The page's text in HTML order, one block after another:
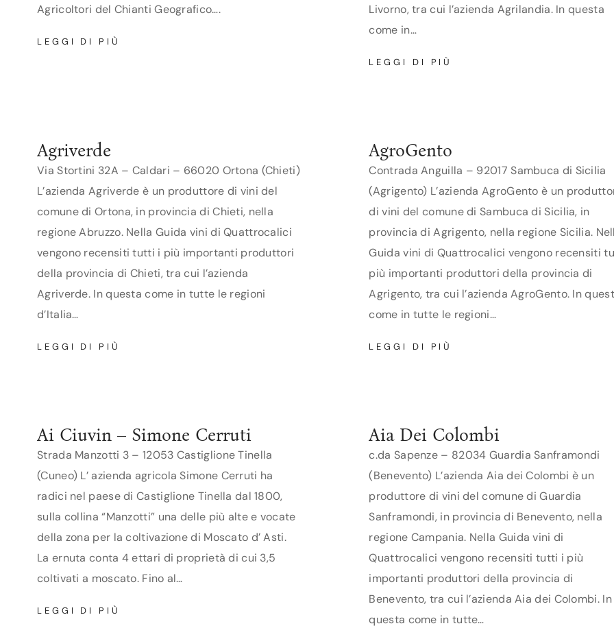
Agricoltori del Chianti Geografico….
LEGGI DI PIÙ
Livorno, tra cui l’azienda Agrilandia. In questa
come in…
LEGGI DI PIÙ
Agriverde
Via Stortini 32A – Caldari – 66020 Ortona (Chieti)
L’azienda Agriverde è un produttore di vini del
comune di Ortona, in provincia di Chieti, nella
regione Abruzzo. Nella Guida vini di Quattrocalici
vengono recensiti tutti i più importanti produttori
della provincia di Chieti, tra cui l’azienda
Agriverde. In questa come in tutte le regioni
d’Italia…
LEGGI DI PIÙ
AgroGento
Contrada Anguilla – 92017 Sambuca di Sicilia
(Agrigento) L’azienda AgroGento è un
di vini del comune di Sambuca di Sicilia, in
provincia di Agrigento, nella regione Sicilia.
Guida vini di Quattrocalici vengono recensiti
più importanti produttori della provincia di
Agrigento, tra cui l’azienda AgroGento. In
come in tutte le regioni…
LEGGI DI PIÙ
Ai Ciuvin – Simone Cerruti
Strada Manzotti 3 – 12053 Castiglione Tinella
(Cuneo) L’ azienda agricola Simone Cerruti ha
radici nel paese di Castiglione Tinella dal 1800,
sulla collina “Manzotti” una delle più alte e vocate
della zona per la coltivazione di Moscato d’ Asti.
La ernuta conta 4 ettari di proprietà di cui 3,5
coltivati a moscato. Fino al…
LEGGI DI PIÙ
Aia Dei Colombi
c.da Sapenze – 82034 Guardia Sanframondi
(Benevento) L’azienda Aia dei Colombi è un
produttore di vini del comune di Guardia
Sanframondi, in provincia di Benevento, nella
regione Campania. Nella Guida vini di
Quattrocalici vengono recensiti tutti i più
importanti produttori della provincia di
Benevento, tra cui l’azienda Aia dei Colombi. In
questa come in tutte…